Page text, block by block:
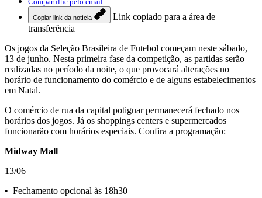
Copiar link da notícia
Link copiado para a área de
transferência
Os jogos da Seleção Brasileira de Futebol começam neste sábado,
13 de junho. Nesta primeira fase da competição, as partidas serão
realizadas no período da noite, o que provocará alterações no
horário de funcionamento do comércio e de alguns estabelecimentos
em Natal.
O comércio de rua da capital potiguar permanecerá fechado nos
horários dos jogos. Já os shoppings centers e supermercados
funcionarão com horários especiais. Confira a programação:
Midway Mall
13/06
•⁠ ⁠Fechamento opcional às 18h30